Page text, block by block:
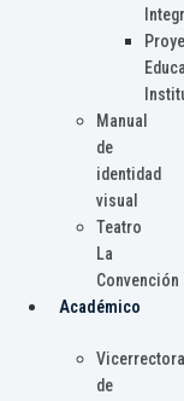
Manual
de
identidad
visual
Teatro
La
Convención
Académico
Vicerrectora
de